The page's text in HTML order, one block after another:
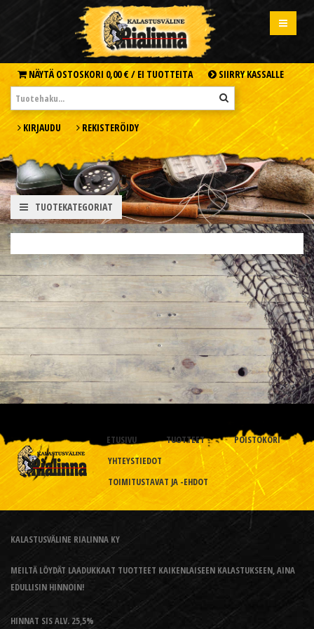
NÄYTÄ OSTOSKORI 0,00 € / EI TUOTTEITA SIIRRY KASSALLE
KIRJAUDU REKISTERÖIDY
TUOTEKATEGORIAT
ETUSIVU TUOTTEET
POISTOKORI
YHTEYSTIEDOT
TOIMITUSTAVAT JA -EHDOT
KALASTUSVÄLINE RIALINNA KY
MEILTÄ LÖYDÄT LAADUKKAAT TUOTTEET KAIKENLAISEEN KALASTUKSEEN, AINA
EDULLISIN HINNOIN!
HINNAT SIS ALV. 25,5%